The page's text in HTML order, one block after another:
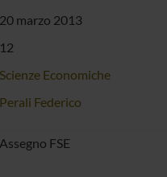
20 marzo 2013
12
Scienze Economiche
Perali Federico
Assegno FSE